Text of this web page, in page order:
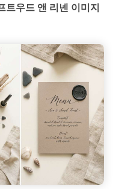
우드 앤 리넨 이미지